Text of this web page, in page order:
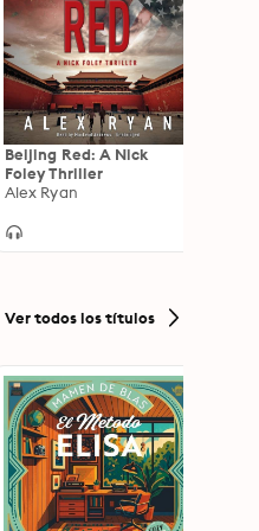
another attack—
they face may
Beijing Red: A Nick
Foley Thriller
Alex Ryan
Ver todos los títulos